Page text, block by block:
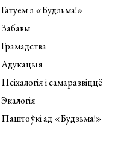
Гатуем з «Будзьма!»
Забавы
Грамадства
Адукацыя
Псіхалогія і самаразвіццё
Экалогія
Паштоўкі ад «Будзьма!»